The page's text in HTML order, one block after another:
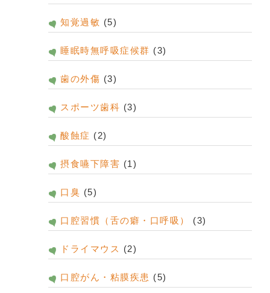
知覚過敏 (5)
睡眠時無呼吸症候群 (3)
歯の外傷 (3)
スポーツ歯科 (3)
酸蝕症 (2)
摂食嚥下障害 (1)
口臭 (5)
口腔習慣（舌の癖・口呼吸） (3)
ドライマウス (2)
口腔がん・粘膜疾患 (5)